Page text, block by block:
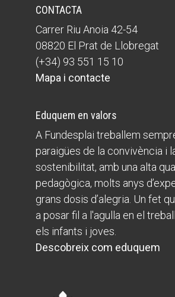
CONTACTA
Carrer Riu Anoia 42-54
08820 El Prat de Llobregat
(+34) 93 551 15 10
Mapa i contacte
Eduquem en valors
A Fundesplai treballem
paraigües de la convivència i
sostenibilitat, amb una alta
pedagògica, molts anys
grans dosis d’alegria. Un fet
a posar fil a l'agulla en el
els infants i joves.
Descobreix com eduquem